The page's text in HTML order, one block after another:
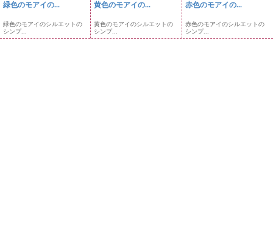
緑色のモアイの...
緑色のモアイのシルエットの
シンプ...
黄色のモアイの...
黄色のモアイのシルエットの
シンプ...
赤色のモアイの...
赤色のモアイのシルエットの
シンプ...